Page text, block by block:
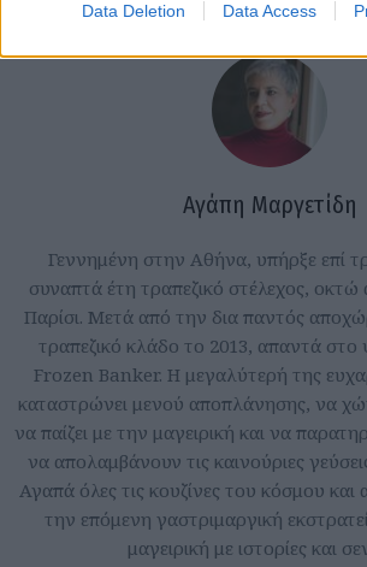
Data Deletion Data Access
Αγάπη Μαργετίδη
Γεννημένη στην Αθήνα, υπήρξε επί
συναπτά έτη τραπεζικό στέλεχος,
Παρίσι. Μετά από την δια παντός
τραπεζικό κλάδο το 2013, απαντά
Frozen Banker. Η μεγαλύτερή της
καταστρώνει μενού αποπλάνησης, να
να παίζει με την μαγειρική και να
να απολαμβάνουν τις καινούριες
Αγαπά όλες τις κουζίνες του κόσμου
την επόμενη γαστριμαργική
μαγειρική με ιστορίες και